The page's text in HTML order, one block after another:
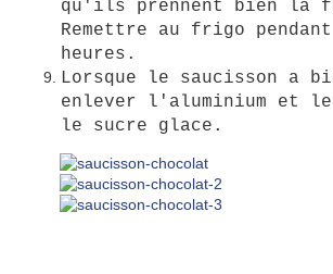
qu'ils prennent bien la
Remettre au frigo
heures.
Lorsque le saucisson a
enlever l'aluminium et
le sucre glace.